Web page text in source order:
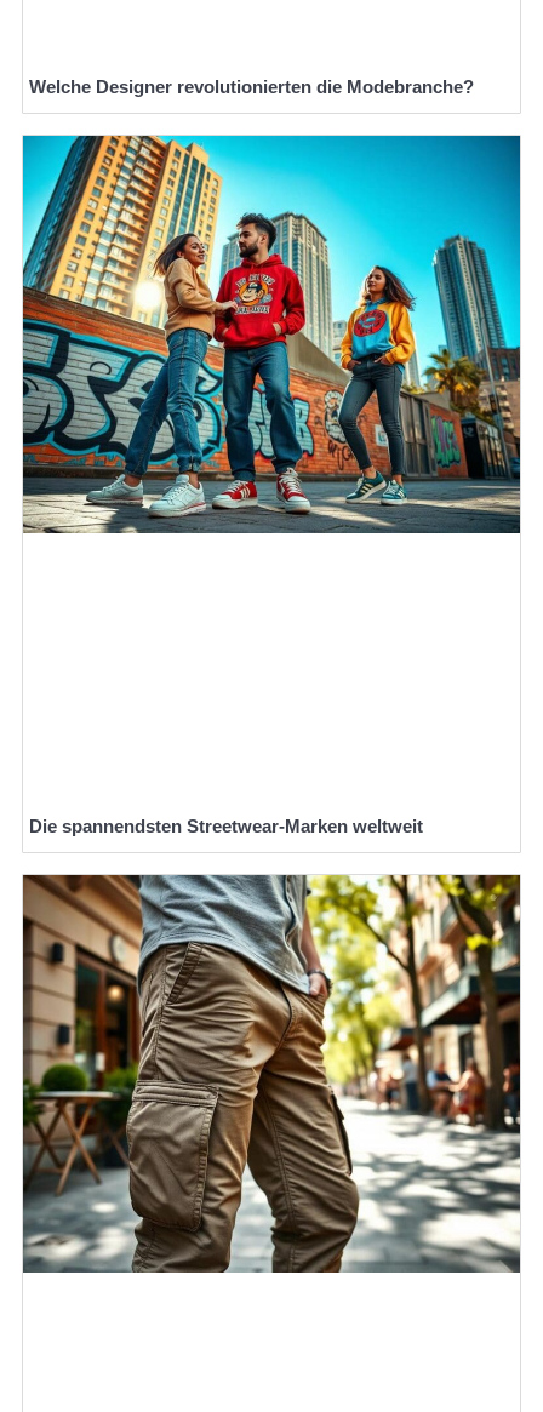
Welche Designer revolutionierten die Modebranche?
Die spannendsten Streetwear-Marken weltweit